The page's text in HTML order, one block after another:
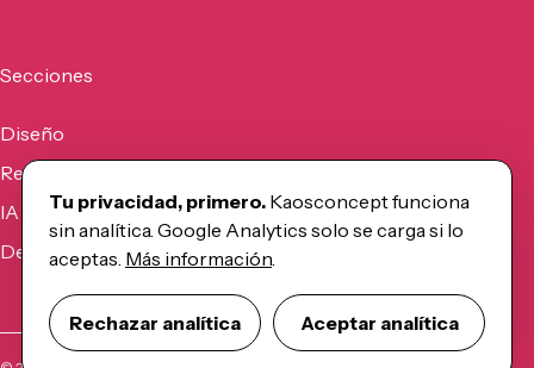
Secciones
Diseño
Recursos
IA
Desarrollo
Tu privacidad, primero. Kaosconcept funciona
sin analítica. Google Analytics solo se carga si lo
aceptas. Más información.
Rechazar analítica Aceptar analítica